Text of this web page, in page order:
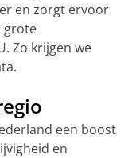
en zorgt ervoor
grote
Zo krijgen we
een boost
en